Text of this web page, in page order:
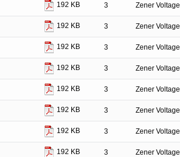
192 KB 3 Zener
192 KB 3 Zener
192 KB 3 Zener
192 KB 3 Zener
192 KB 3 Zener
192 KB 3 Zener
192 KB 3 Zener
192 KB 3 Zener